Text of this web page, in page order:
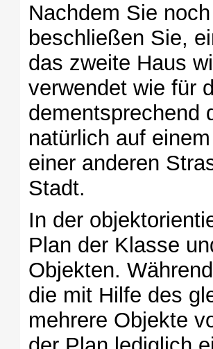
Nachdem Sie
beschließen Sie,
das zweite Haus
verwendet wie für
dementsprechend
natürlich auf
einer anderen
Stadt.
In der
Plan der Klasse
Objekten.
die mit Hilfe des
mehrere Objekte